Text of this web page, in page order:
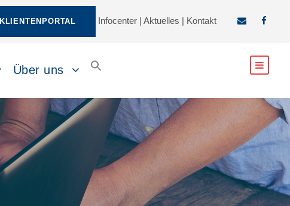
KLIENTENPORTAL Infocenter | Aktuelles | Kontakt
Über uns